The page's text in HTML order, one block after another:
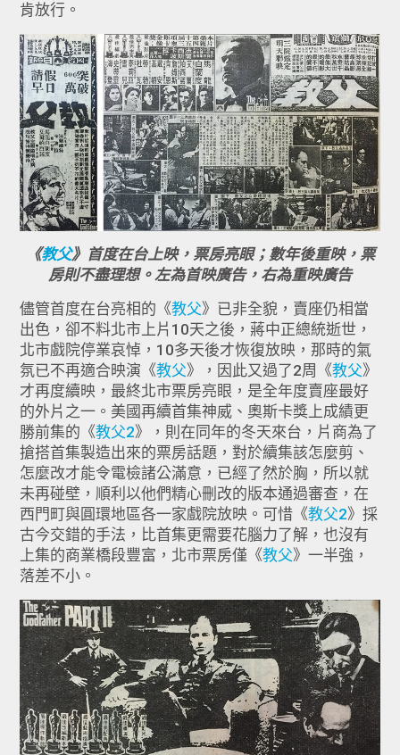
肯放行。
《教父》首度在台上映，票房亮眼；數年後重映，票
房則不盡理想。左為首映廣告，右為重映廣告
儘管首度在台亮相的《教父》已非全貌，賣座仍相當
出色，卻不料北市上片10天之後，蔣中正總統逝世，
北市戲院停業哀悼，10多天後才恢復放映，那時的氣
氛已不再適合映演《教父》，因此又過了2周《教父》
才再度續映，最終北市票房亮眼，是全年度賣座最好
的外片之一。美國再續首集神威、奧斯卡獎上成績更
勝前集的《教父2》，則在同年的冬天來台，片商為了
搶搭首集製造出來的票房話題，對於續集該怎麼剪、
怎麼改才能令電檢諸公滿意，已經了然於胸，所以就
未再碰壁，順利以他們精心刪改的版本通過審查，在
西門町與圓環地區各一家戲院放映。可惜《教父2》採
古今交錯的手法，比首集更需要花腦力了解，也沒有
上集的商業橋段豐富，北市票房僅《教父》一半強，
落差不小。